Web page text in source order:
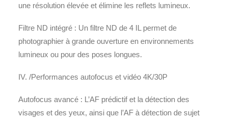
une résolution élevée et élimine les reflets lumineux.
Filtre ND intégré : Un filtre ND de 4 IL permet de
photographier à grande ouverture en environnements
lumineux ou pour des poses longues.
IV. /Performances autofocus et vidéo 4K/30P
Autofocus avancé : L’AF prédictif et la détection des
visages et des yeux, ainsi que l’AF à détection de sujet